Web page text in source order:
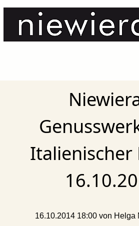
Italienischer
16.10.2014 18:00von Helga